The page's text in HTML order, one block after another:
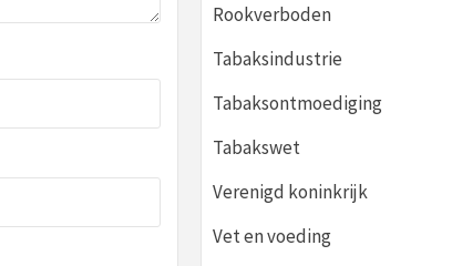
Rookverboden
Tabaksindustrie
Tabaksontmoediging
Tabakswet
Verenigd koninkrijk
Vet en voeding